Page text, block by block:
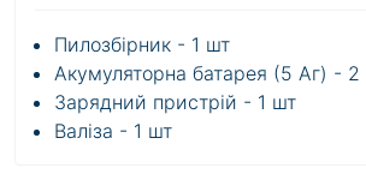
Пилозбірник - 1 шт
Акумуляторна батарея (5 Аг) -
Зарядний пристрій - 1 шт
Валіза - 1 шт